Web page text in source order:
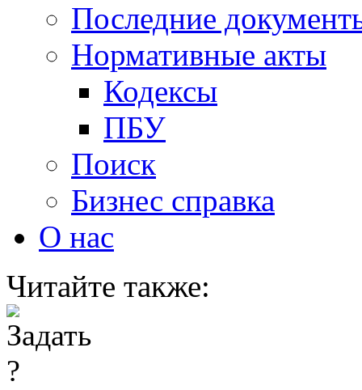
Последние
Нормативные акты
Кодексы
ПБУ
Поиск
Бизнес справка
О нас
Читайте также: